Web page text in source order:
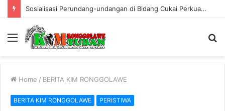
Warung Bambu di Jalan Raya Kerek Terbakar, Kerugian Ditaksir Rp30 Juta
Menu
Home / BERITA KIM RONGGOLAWE
BERITA KIM RONGGOLAWE PERISTIWA